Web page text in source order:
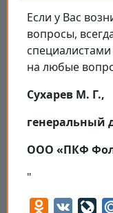
Если у Вас
вопросы,
на любые
Сухарев М. Г.,
генеральный
ООО «ПКФ
"
VK